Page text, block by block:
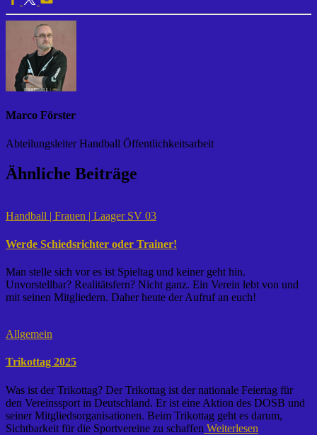
Marco Förster
Abteilungsleiter Handball Öffentlichkeitsarbeit
Ähnliche Beiträge
Handball | Frauen | Laager SV 03
Werde Schiedsrichter oder Trainer!
Man stelle sich vor es ist Spieltag und keiner geht hin.
Unvorstellbar? Realitätsfern? Nicht ganz. Ein Verein lebt von und
mit seinen Mitgliedern. Daher heute der Aufruf an euch!
Allgemein
Trikottag 2025
Was ist der Trikottag? Der Trikottag ist der nationale Feiertag für
den Vereinssport in Deutschland. Er ist eine Aktion des DOSB und
seiner Mitgliedsorganisationen. Beim Trikottag geht es darum,
Sichtbarkeit für die Sportvereine zu schaffen Weiterlesen